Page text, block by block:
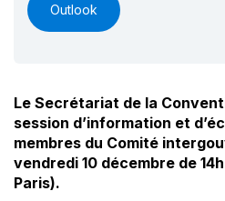
Outlook
Le Secrétariat de la
session d’information et
membres du Comité
vendredi 10 décembre de
Paris).